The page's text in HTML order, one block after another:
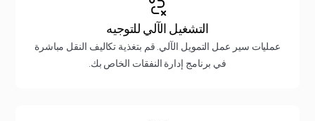
التشغيل الآلي للتوجيه
عمليات سير عمل التمويل الآلي. قم بتغذية تكاليف النقل مباشرة
في برنامج إدارة النفقات الخاص بك.